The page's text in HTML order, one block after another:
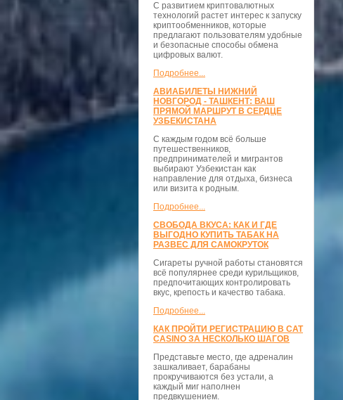
С развитием криптовалютных
технологий растет интерес к запуску
криптообменников, которые
предлагают пользователям удобные
и безопасные способы обмена
цифровых валют.
Подробнее...
АВИАБИЛЕТЫ НИЖНИЙ
НОВГОРОД - ТАШКЕНТ: ВАШ
ПРЯМОЙ МАРШРУТ В СЕРДЦЕ
УЗБЕКИСТАНА
С каждым годом всё больше
путешественников,
предпринимателей и мигрантов
выбирают Узбекистан как
направление для отдыха, бизнеса
или визита к родным.
Подробнее...
СВОБОДА ВКУСА: КАК И ГДЕ
ВЫГОДНО КУПИТЬ ТАБАК НА
РАЗВЕС ДЛЯ САМОКРУТОК
Сигареты ручной работы становятся
всё популярнее среди курильщиков,
предпочитающих контролировать
вкус, крепость и качество табака.
Подробнее...
КАК ПРОЙТИ РЕГИСТРАЦИЮ В CAT
CASINO ЗА НЕСКОЛЬКО ШАГОВ
Представьте место, где адреналин
зашкаливает, барабаны
прокручиваются без устали, а
каждый миг наполнен
предвкушением.